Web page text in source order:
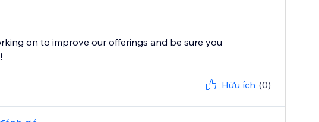
on to improve our offerings and be sure you
Hữu ích (0)